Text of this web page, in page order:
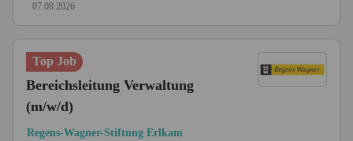
07.08.2026
Top Job
Bereichsleitung Verwaltung
(m/w/d)
Regens-Wagner-Stiftung Erlkam